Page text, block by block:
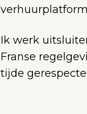
Ik werk
Franse
tijde